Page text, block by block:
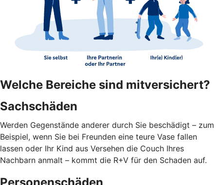
Welche Bereiche sind mitversichert?
Sachschäden
Werden Gegenstände anderer durch Sie beschädigt – zum
Beispiel, wenn Sie bei Freunden eine teure Vase fallen
lassen oder Ihr Kind aus Versehen die Couch Ihres
Nachbarn anmalt – kommt die R+V für den Schaden auf.
Personenschäden